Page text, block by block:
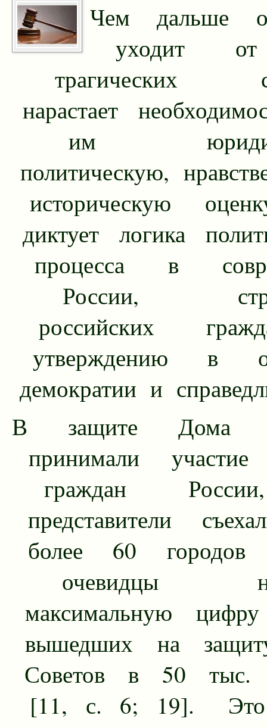
Чем дальше
уходит
трагических
нарастает
им
политическую,
историческую
диктует логика
процесса в
России,
российских
утверждению в
демократии и
В защите Дома
принимали
граждан
представители
более 60 городов
очевидцы
максимальную
вышедших на
Советов в 50 тыс.
[11, с. 6; 19].